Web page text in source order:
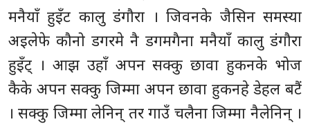
मनैयाँ हुइँट कालु डंगौरा । जिवनके जैसिन समस्या
अइलेफे कौनो डगरमे नै डगमगैना मनैयाँ कालु डंगौरा
हुइँट् । आझ उहाँ अपन सक्कु छावा हुकनके भोज
कैके अपन सक्कु जिम्मा अपन छावा हुकनहे डेहल बटैं
। सक्कु जिम्मा लेनिन् तर गाउँ चलैना जिम्मा नैलेनिन् ।